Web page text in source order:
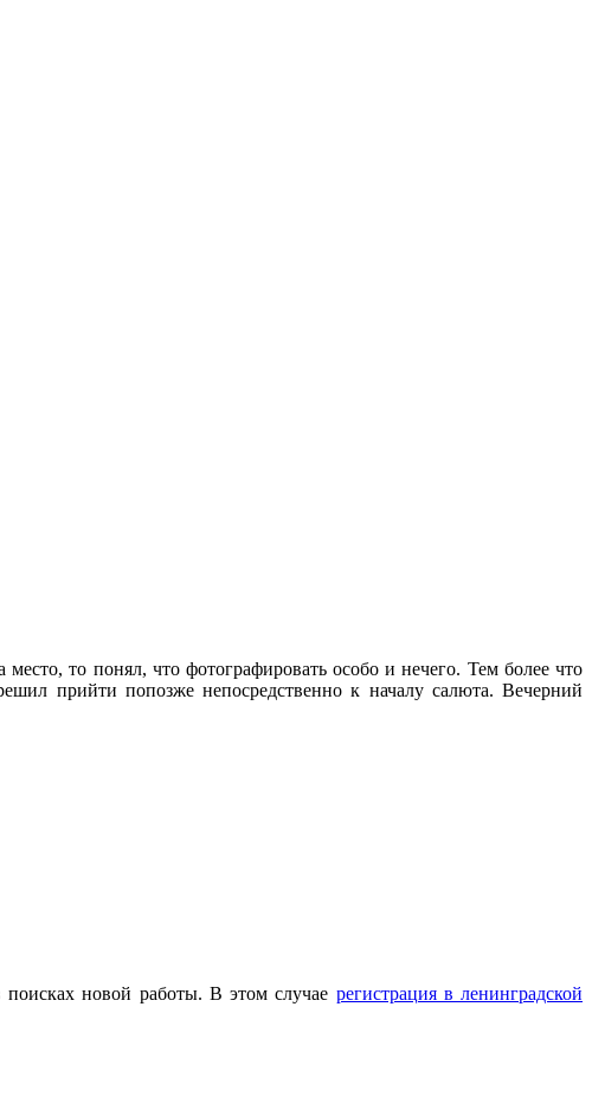
то понял, что фотографировать особо и нечего. Тем более что
прийти попозже непосредственно к началу салюта. Вечерний
поисках новой работы. В этом случае регистрация в ленинградской